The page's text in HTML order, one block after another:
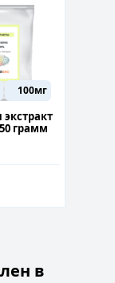
100мг
грамм
в